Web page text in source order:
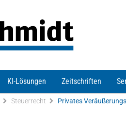
KI-Lösungen Zeitschriften
Steuerrecht